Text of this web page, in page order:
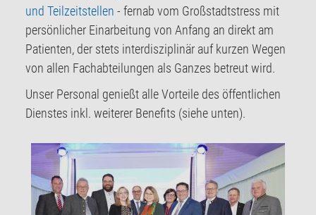
und Teilzeitstellen - fernab vom Großstadtstress mit
persönlicher Einarbeitung von Anfang an direkt am
Patienten, der stets interdisziplinär auf kurzen Wegen
von allen Fachabteilungen als Ganzes betreut wird.
Unser Personal genießt alle Vorteile des öffentlichen
Dienstes inkl. weiterer Benefits (siehe unten).